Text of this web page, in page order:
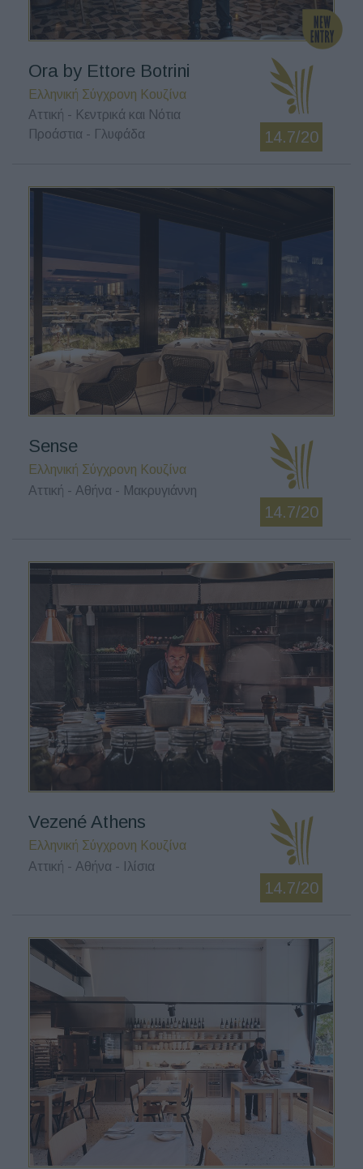
Ora by Ettore Botrini
Ελληνική Σύγχρονη Κουζίνα
Αττική - Κεντρικά και Νότια
Προάστια - Γλυφάδα
14.7/20
Sense
Ελληνική Σύγχρονη Κουζίνα
Αττική - Αθήνα - Μακρυγιάννη
14.7/20
Vezené Athens
Ελληνική Σύγχρονη Κουζίνα
Αττική - Αθήνα - Ιλίσια
14.7/20